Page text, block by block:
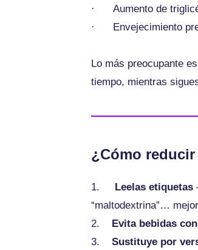
· Aumento de
· Envejecimiento
Lo más preocupante
tiempo, mientras
¿Cómo
1. Leelas etiquetas
“maltodextrina”…
2. Evita bebidas
3.Sustituye por